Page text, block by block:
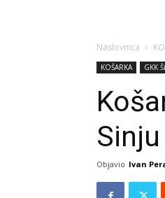
Naslovnica
KOŠARKA GKK
Sinju
Objavio Ivan